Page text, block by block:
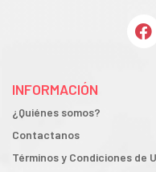
INFORMACIÓN
¿Quiénes somos?
Contactanos
Términos y Condiciones de